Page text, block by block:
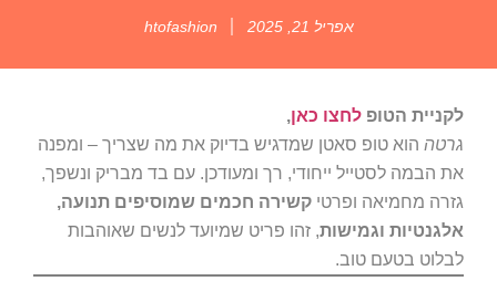
אפריל 21, 2025 htofashion
לקניית הטופ לחצו כאן,
גרטה הוא טופ סאטן שמדגיש בדיוק את מה שצריך – ומפנה
את הבמה לסטייל ייחודי, רך ומעודכן. עם בד מבריק ונשפך,
גזרה מחמיאה ופרטי קשירה חכמים שמוסיפים תנועה,
אלגנטיות וגמישות, זהו פריט שמיועד לנשים שאוהבות
לבלוט בטעם טוב.